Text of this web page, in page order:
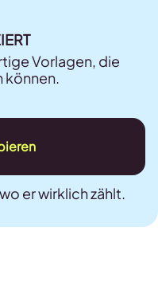
Vorlagen, die
können.
er wirklich zählt.